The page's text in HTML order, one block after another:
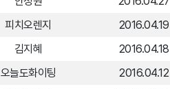
피치오렌지 2016.04.19
김지혜 2016.04.18
오늘도화이팅 2016.04.12